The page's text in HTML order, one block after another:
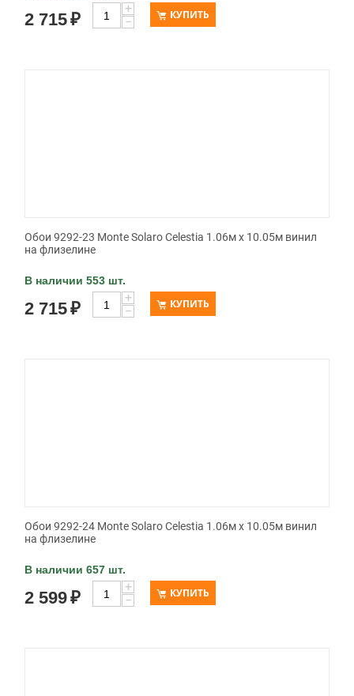
2 715₽
+
−
КУПИТЬ
Обои 9292-23 Monte Solaro Celestia 1.06м x 10.05м винил
на флизелине
В наличии 553 шт.
2 715₽
+
−
КУПИТЬ
Обои 9292-24 Monte Solaro Celestia 1.06м x 10.05м винил
на флизелине
В наличии 657 шт.
2 599₽
+
−
КУПИТЬ